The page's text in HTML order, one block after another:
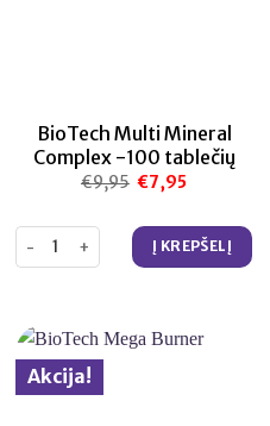
– 300 tablečių
BioTech Multi Mineral
Complex -100 tablečių
€9,95 Original
price
€9,95.
€7,95
€7,95.
produkto kiekis: BioTech Multi
Į KREPŠELĮ
Akcija!